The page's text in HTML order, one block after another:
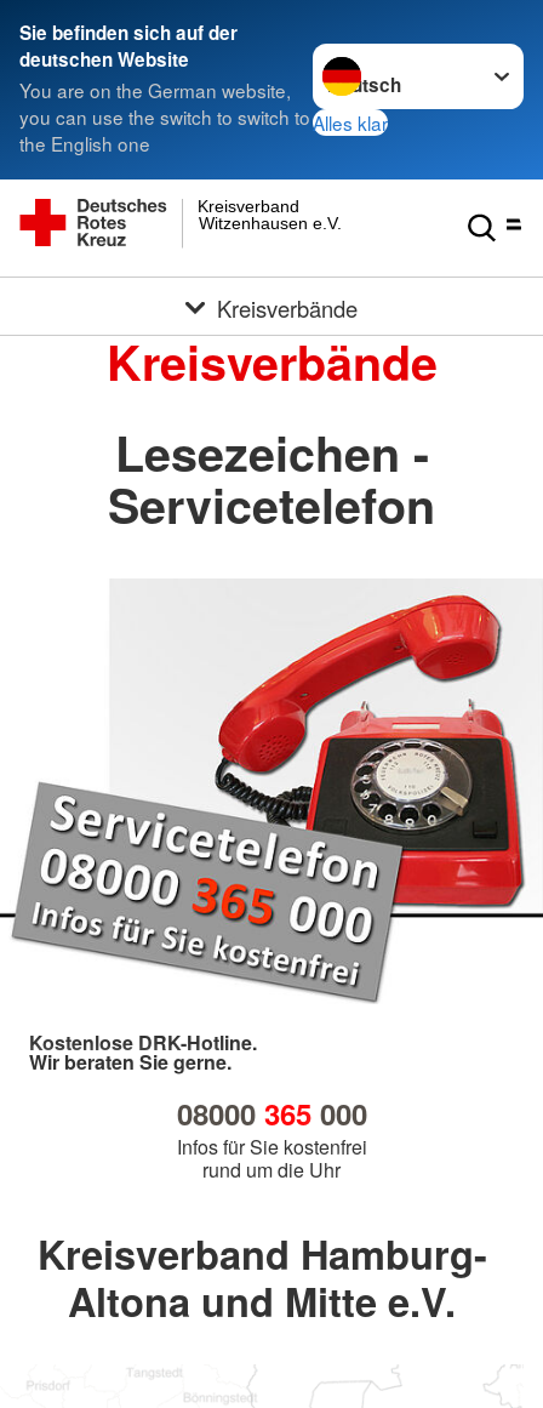
Sie befinden sich auf der
deutschen Website
You are on the German website,
you can use the switch to switch to
the English one
Sprache wechseln zu
Alles klar
Witzenhausen e.V.
Kreisverband
Kreisverbände
Kreisverbände
Lesezeichen -
Servicetelefon
Kostenlose DRK-Hotline.
Wir beraten Sie gerne.
08000 365000
Infos für Sie kostenfrei
rund um die Uhr
Kreisverband Hamburg-
Altona und Mitte e.V.